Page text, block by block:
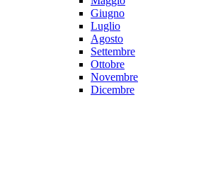
Giugno
Luglio
Agosto
Settembre
Ottobre
Novembre
Dicembre